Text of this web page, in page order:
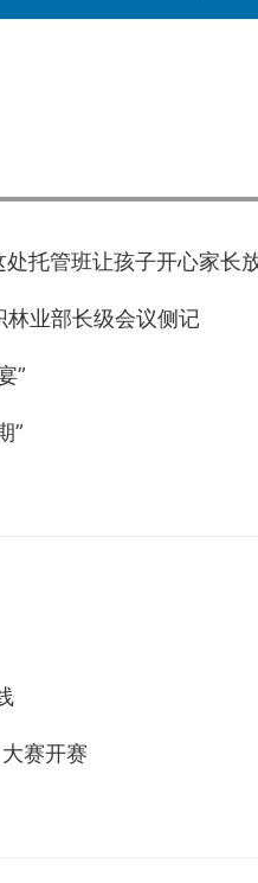
托管班让孩子开心家长
业部长级会议侧记
”
”
赛开赛